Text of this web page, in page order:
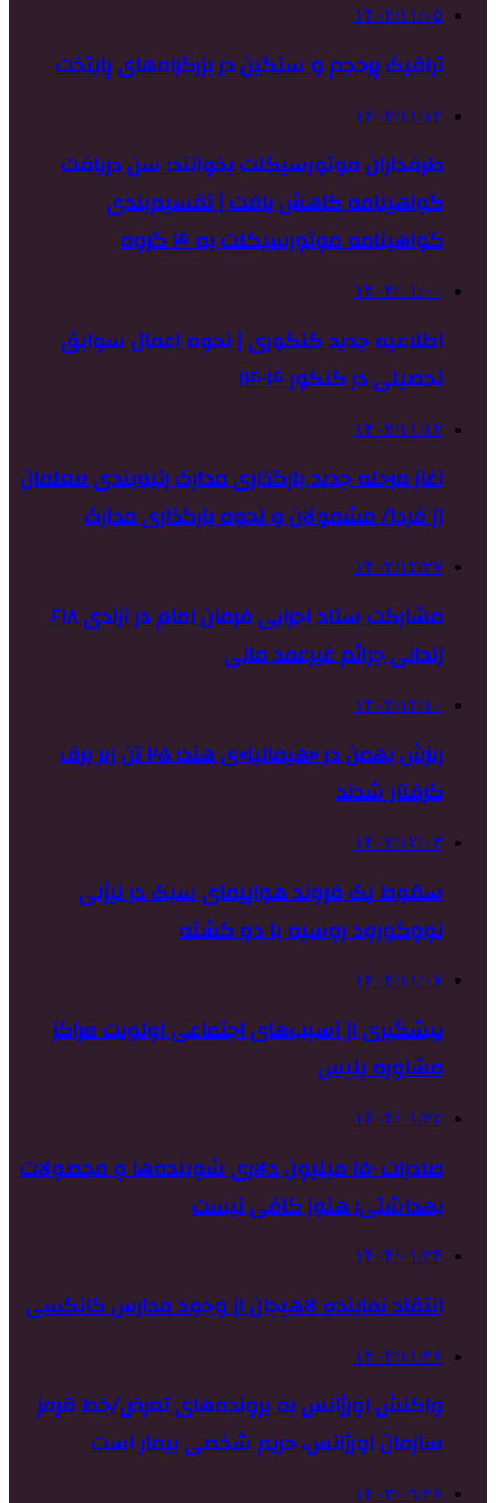
۱۴۰۲/۱۱/۰۵
ترافیک پرحجم و سنگین در بزرگراه‌های پایتخت
۱۴۰۲/۱۱/۱۲
طرفداران موتورسیکلت بخوانند؛ سن دریافت
گواهینامه کاهش یافت | تقسیم‌بندی
گواهینامه موتورسیکلت به ۴ گروه
۱۴۰۳/۰۱/۰۰
اطلاعیه جدید کنکوری | نحوه اعمال سوابق
تحصیلی در کنکور ۱۴۰۴
۱۴۰۲/۱۱/۱۲
آغاز مرحله جدید بارگذاری مدارک رتبه‌بندی معلمان
از فردا/ مشمولان و نحوه بارگذاری مدارک
۱۴۰۲/۱۲/۲۷
مشارکت ستاد اجرایی فرمان امام در آزادی ۶۱۸
زندانی جرائم غیرعمد مالی
۱۴۰۲/۱۲/۱۰
ریزش بهمن در «هیمالیا»ی هند؛ ۲۵ تن زیر برف
گرفتار شدند
۱۴۰۲/۱۲/۰۳
سقوط یک فروند هواپیمای سبک در نیژنی
نووگورود روسیه با دو کشته
۱۴۰۲/۱۱/۰۷
پیشگیری از آسیب‌های اجتماعی اولویت مراکز
مشاوره پلیس
۱۴۰۴/۰۱/۲۲
صادرات ۱۵۰ میلیون دلاری شوینده‌ها و محصولات
بهداشتی؛ هنوز کافی نیست
۱۴۰۴/۰۱/۲۴
انتقاد نماینده لاهیجان از وجود مدارس کانکسی
۱۴۰۲/۱۱/۲۶
واکنش اورژانس به پرونده‌های تعرض/خط قرمز
سازمان اورژانس، حریم شخصی بیمار است
۱۴۰۳/۰۹/۲۶